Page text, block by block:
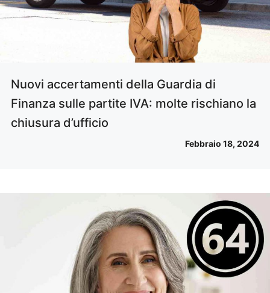
Nuovi accertamenti della Guardia di
Finanza sulle partite IVA: molte rischiano la
chiusura d’ufficio
Febbraio 18, 2024